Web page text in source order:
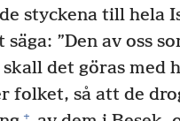
styckena till hela
”Den av oss
det göras med
folket, så att de
+